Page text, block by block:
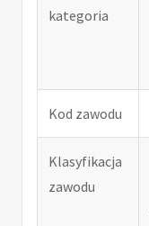
kategoria
Kod zawodu
Klasyfikacja
zawodu